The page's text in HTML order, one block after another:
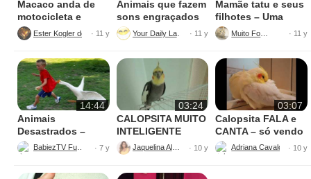
Macaco anda de
motocicleta e
impressiona a
todos
Ester Kogler de Ornelos
· 11 y
Animais que fazem
sons engraçados
Your Daily Laugh · 11 y
Mamãe tatu e seus
filhotes – Uma
cena que não se
vê todo dia
· 11 y
14:44
Animais
Desastrados –
Tente não Sorrir
BabiezTV Funny · 7 y
03:24
CALOPSITA MUITO
INTELIGENTE
Jaquelina Alves · 10 y
03:07
Calopsita FALA e
CANTA – só vendo
para acreditar
Adriana Cavalcanti· 10 y